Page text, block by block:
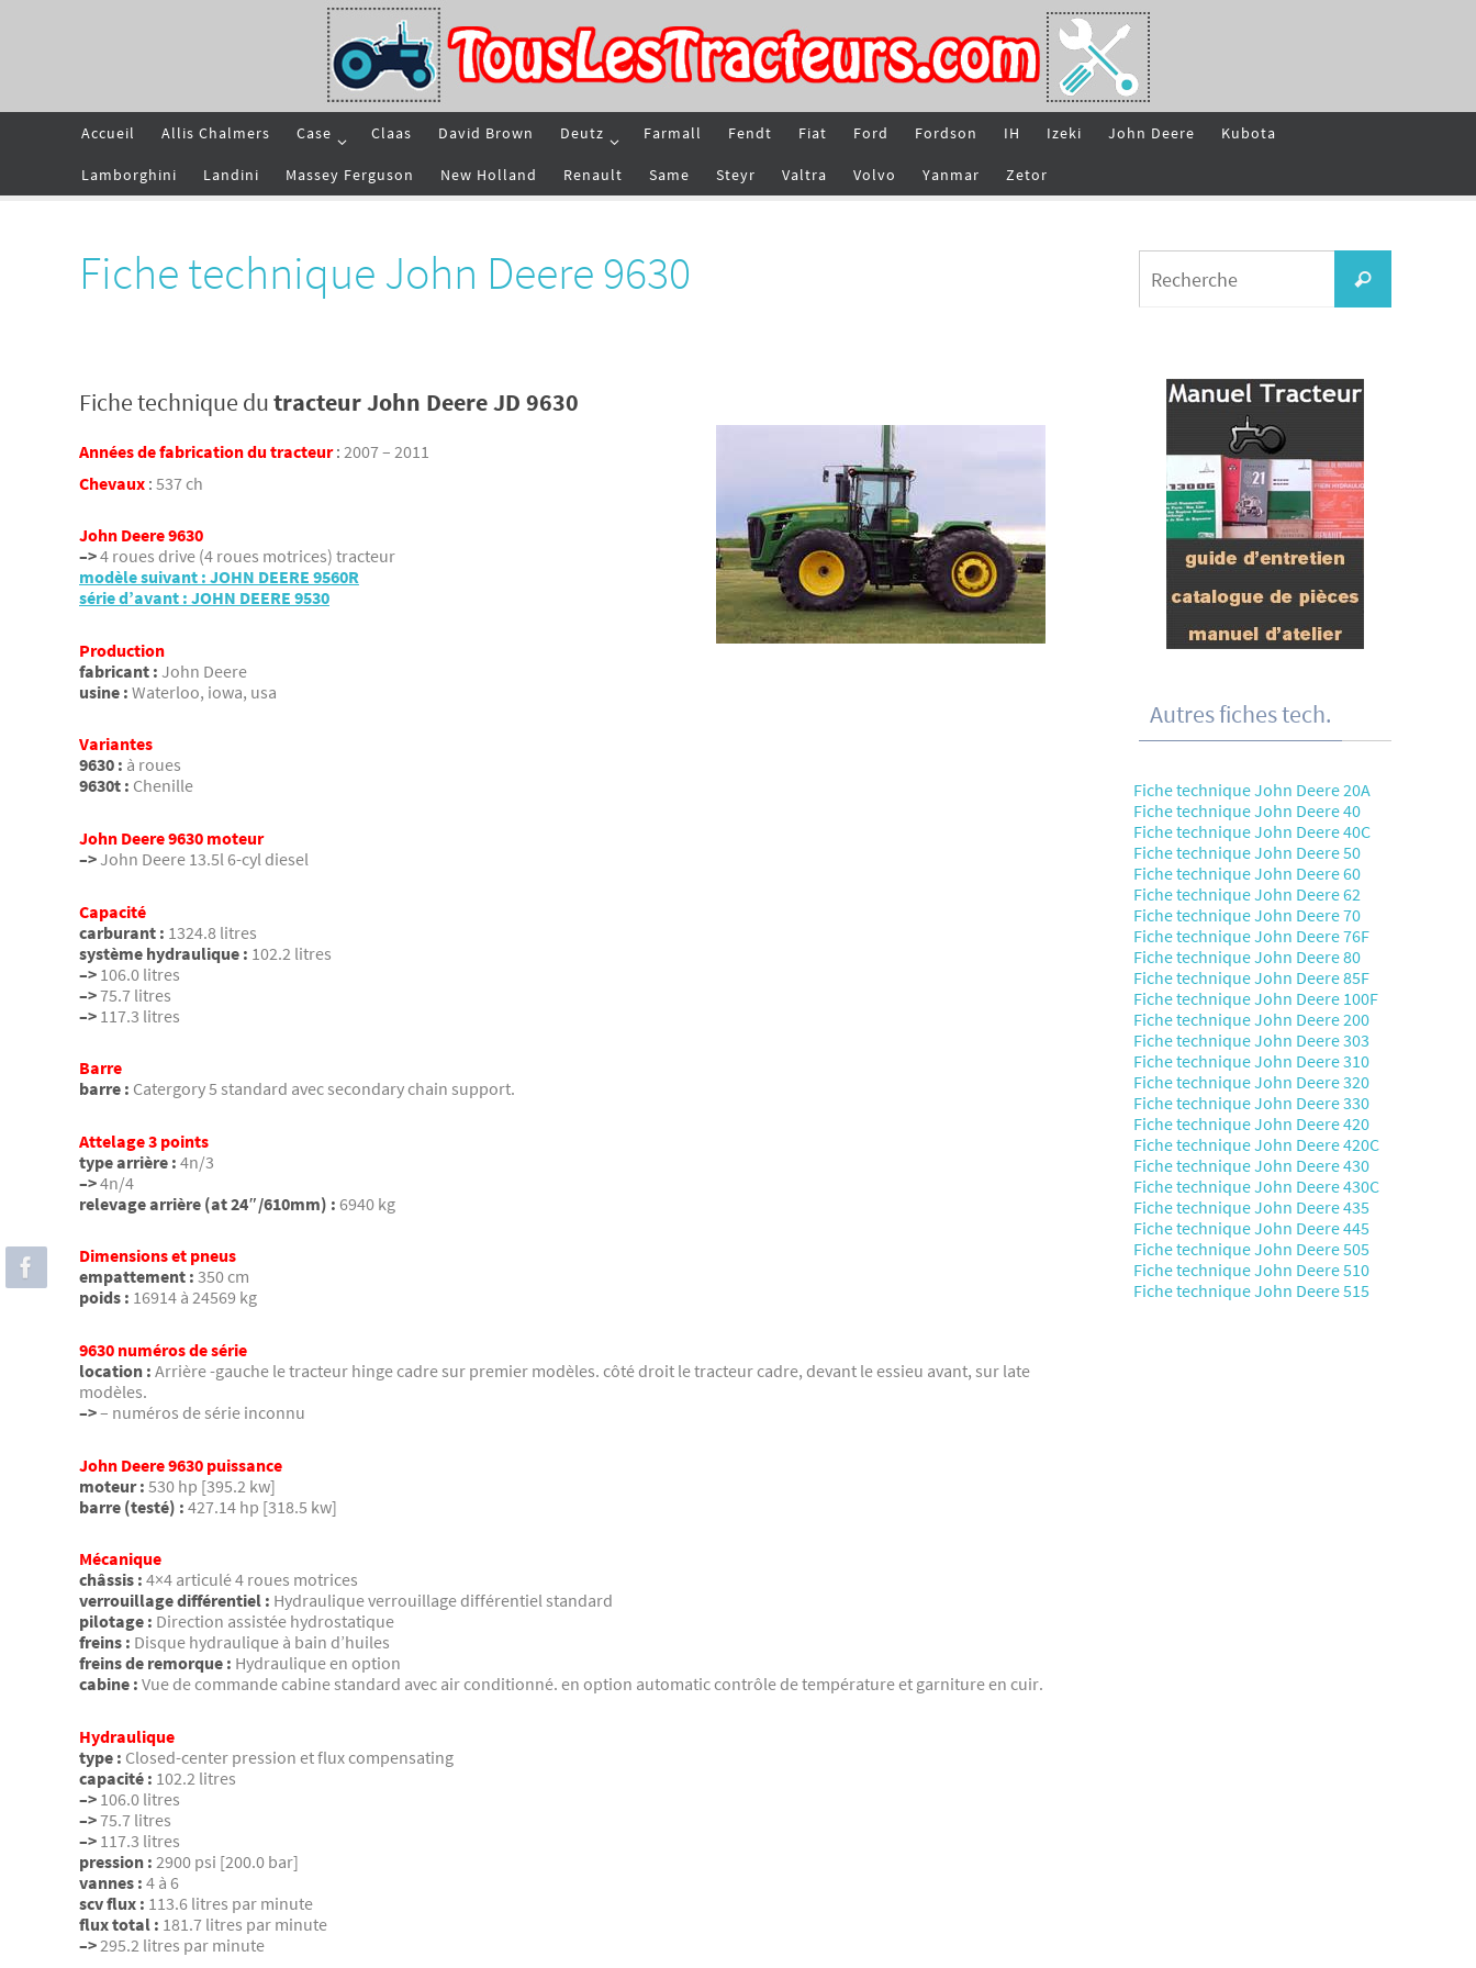
Accueil Allis Chalmers Case Claas David Brown Deutz Farmall Fendt Fiat Ford Fordson IH Izeki John Deere Kubota
Lamborghini Landini Massey Ferguson New Holland Renault Same Steyr Valtra Volvo Yanmar Zetor
Fiche technique John Deere 9630
Fiche technique dutracteur John Deere JD 9630
Années de fabrication du tracteur: 2007 – 2011
Chevaux : 537 ch
John Deere 9630
–>4 roues drive (4 roues motrices) tracteur
modèle suivant : JOHN DEERE 9560R
série d’avant : JOHN DEERE 9530
Production
fabricant : John Deere
usine : Waterloo, iowa, usa
Variantes
9630 : à roues
9630t : Chenille
John Deere 9630 moteur
–>John Deere 13.5l 6-cyl diesel
Capacité
carburant : 1324.8 litres
système hydraulique : 102.2 litres
–> 106.0 litres
–>75.7 litres
–> 117.3 litres
Barre
barre : Catergory 5 standard avec secondary chain support.
Attelage 3 points
type arrière : 4n/3
–>4n/4
relevage arrière (at 24″/610mm) : 6940 kg
Dimensions et pneus
empattement : 350 cm
poids : 16914 à 24569 kg
9630 numéros de série
location : Arrière -gauche le tracteur hinge cadre sur premier modèles. côté droit le tracteur cadre, devant le essieu avant, sur late
modèles.
–>– numéros de série inconnu
John Deere 9630 puissance
moteur : 530 hp [395.2 kw]
barre (testé) : 427.14 hp [318.5 kw]
Mécanique
châssis : 4×4 articulé 4 roues motrices
verrouillage différentiel : Hydraulique verrouillage différentiel standard
pilotage : Direction assistée hydrostatique
freins : Disque hydraulique à bain d’huiles
freins de remorque : Hydraulique en option
cabine : Vue de commande cabine standard avec air conditionné. en option automatic contrôle de température et garniture en cuir.
Hydraulique
type : Closed-center pression et flux compensating
capacité : 102.2 litres
–> 106.0 litres
–>75.7 litres
–> 117.3 litres
pression : 2900 psi [200.0 bar]
vannes : 4 à 6
scv flux : 113.6 litres par minute
flux total : 181.7 litres par minute
–> 295.2 litres par minute
Recherche
Autres fiches tech.
Fiche technique John Deere 20A
Fiche technique John Deere 40
Fiche technique John Deere 40C
Fiche technique John Deere 50
Fiche technique John Deere 60
Fiche technique John Deere 62
Fiche technique John Deere 70
Fiche technique John Deere 76F
Fiche technique John Deere 80
Fiche technique John Deere 85F
Fiche technique John Deere 100F
Fiche technique John Deere 200
Fiche technique John Deere 303
Fiche technique John Deere 310
Fiche technique John Deere 320
Fiche technique John Deere 330
Fiche technique John Deere 420
Fiche technique John Deere 420C
Fiche technique John Deere 430
Fiche technique John Deere 430C
Fiche technique John Deere 435
Fiche technique John Deere 445
Fiche technique John Deere 505
Fiche technique John Deere 510
Fiche technique John Deere 515